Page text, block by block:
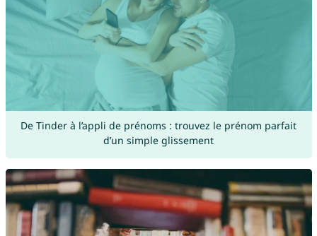
De Tinder à l’appli de prénoms : trouvez le prénom parfait
d’un simple glissement